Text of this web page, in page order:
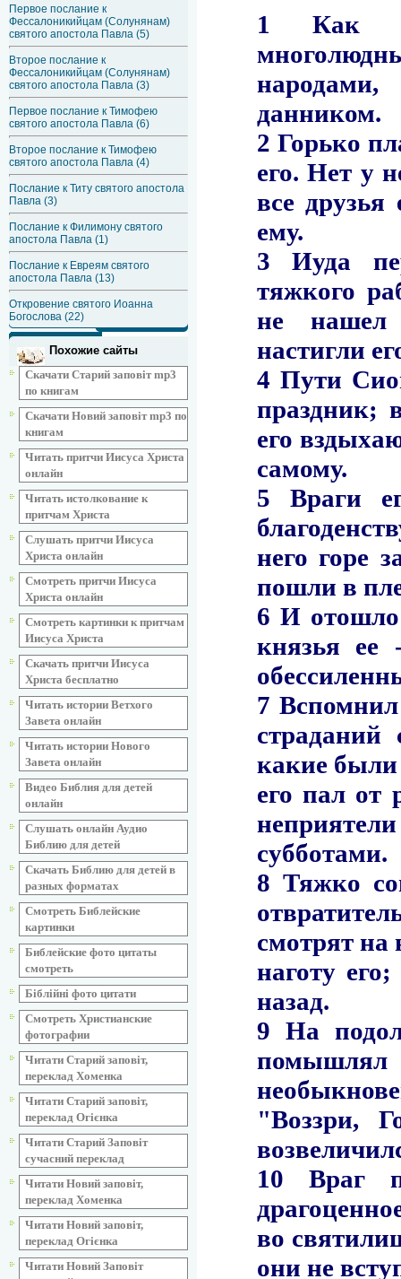
Первое послание к
Фессалоникийцам (Солунянам)
святого апостола Павла (5)
Второе послание к
Фессалоникийцам (Солунянам)
святого апостола Павла (3)
Первое послание к Тимофею
святого апостола Павла (6)
Второе послание к Тимофею
святого апостола Павла (4)
Послание к Титу святого апостола
Павла (3)
Послание к Филимону святого
апостола Павла (1)
Послание к Евреям святого
апостола Павла (13)
Откровение святого Иоанна
Богослова (22)
Похожие сайты
Скачати Старий заповіт mp3
по книгам
Скачати Новий заповіт mp3 по
книгам
Читать притчи Иисуса Христа
онлайн
Читать истолкование к
притчам Христа
Слушать притчи Иисуса
Христа онлайн
Смотреть притчи Иисуса
Христа онлайн
Смотреть картинки к притчам
Иисуса Христа
Скачать притчи Иисуса
Христа бесплатно
Читать истории Ветхого
Завета онлайн
Читать истории Нового
Завета онлайн
Видео Библия для детей
онлайн
Слушать онлайн Аудио
Библию для детей
Скачать Библию для детей в
разных форматах
Смотреть Библейские
картинки
Библейские фото цитаты
смотреть
Біблійні фото цитати
Смотреть Христианские
фотографии
Читати Старий заповіт,
переклад Хоменка
Читати Старий заповіт,
переклад Огієнка
Читати Старий Заповіт
сучасний переклад
Читати Новий заповіт,
переклад Хоменка
Читати Новий заповіт,
переклад Огієнка
Читати Новий Заповіт